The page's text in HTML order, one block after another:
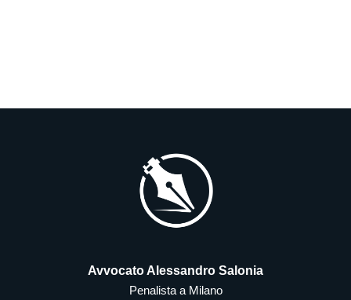
Avvocato Alessandro Salonia
Penalista a Milano